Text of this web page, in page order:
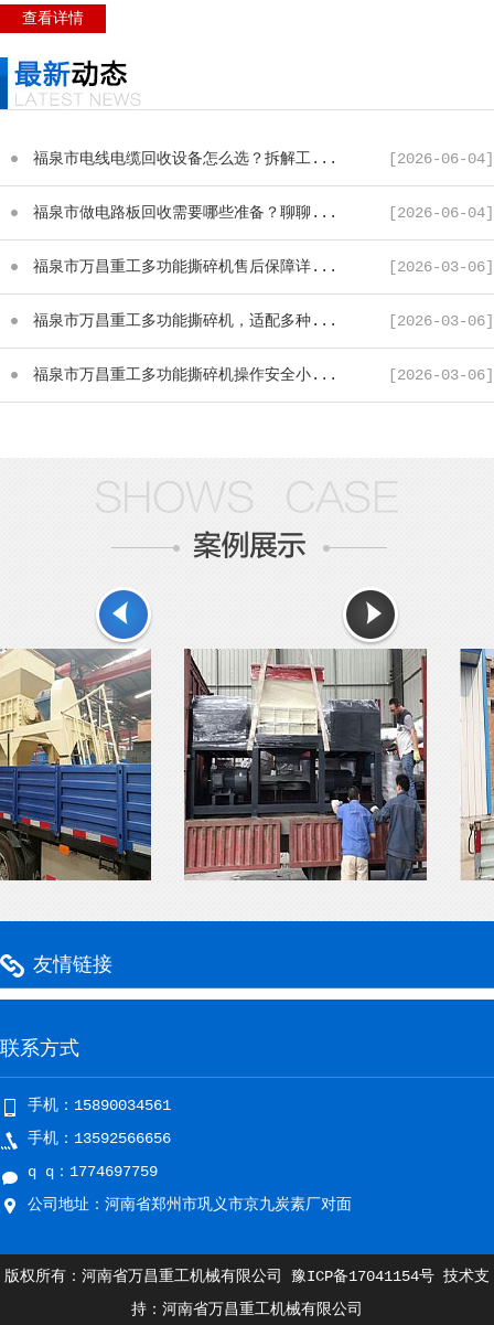
查看详情
[2026-06-04]
福泉市电线电缆回收设备怎么选？拆解工...
[2026-06-04]
福泉市做电路板回收需要哪些准备？聊聊...
[2026-03-06]
福泉市万昌重工多功能撕碎机售后保障详...
[2026-03-06]
福泉市万昌重工多功能撕碎机，适配多种...
[2026-03-06]
福泉市万昌重工多功能撕碎机操作安全小...
友情链接
联系方式
手机：15890034561
手机：13592566656
q q：1774697759
公司地址：河南省郑州市巩义市京九炭素厂对面
版权所有：河南省万昌重工机械有限公司 豫ICP备17041154号 技术支
持：河南省万昌重工机械有限公司